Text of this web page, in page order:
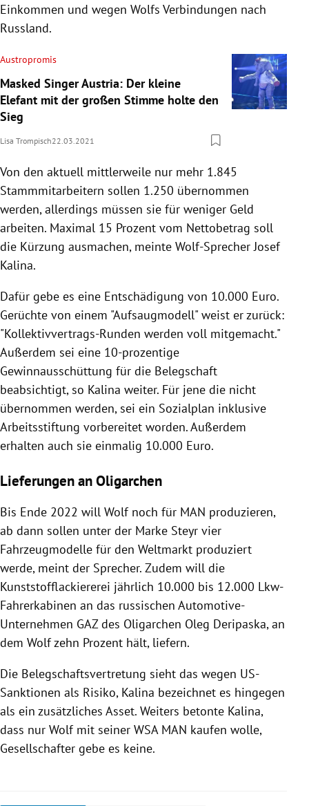
Einkommen und wegen Wolfs Verbindungen nach
Russland.
Austropromis
Masked Singer Austria: Der kleine
Elefant mit der großen Stimme holte den
Sieg
Lisa Trompisch22.03.2021
Von den aktuell mittlerweile nur mehr 1.845
Stammmitarbeitern sollen 1.250 übernommen
werden, allerdings müssen sie für weniger Geld
arbeiten. Maximal 15 Prozent vom Nettobetrag soll
die Kürzung ausmachen, meinte Wolf-Sprecher Josef
Kalina.
Dafür gebe es eine Entschädigung von 10.000 Euro.
Gerüchte von einem "Aufsaugmodell" weist er zurück:
"Kollektivvertrags-Runden werden voll mitgemacht."
Außerdem sei eine 10-prozentige
Gewinnausschüttung für die Belegschaft
beabsichtigt, so Kalina weiter. Für jene die nicht
übernommen werden, sei ein Sozialplan inklusive
Arbeitsstiftung vorbereitet worden. Außerdem
erhalten auch sie einmalig 10.000 Euro.
Lieferungen an Oligarchen
Bis Ende 2022 will Wolf noch für MAN produzieren,
ab dann sollen unter der Marke Steyr vier
Fahrzeugmodelle für den Weltmarkt produziert
werde, meint der Sprecher. Zudem will die
Kunststofflackiererei jährlich 10.000 bis 12.000 Lkw-
Fahrerkabinen an das russischen Automotive-
Unternehmen GAZ des Oligarchen Oleg Deripaska, an
dem Wolf zehn Prozent hält, liefern.
Die Belegschaftsvertretung sieht das wegen US-
Sanktionen als Risiko, Kalina bezeichnet es hingegen
als ein zusätzliches Asset. Weiters betonte Kalina,
dass nur Wolf mit seiner WSA MAN kaufen wolle,
Gesellschafter gebe es keine.